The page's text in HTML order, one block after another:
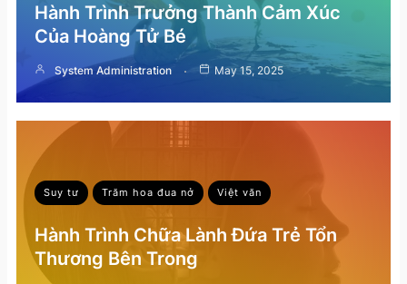
Hành Trình Trưởng Thành Cảm Xúc
Của Hoàng Tử Bé
System Administration May 15, 2025
Suy tư Trăm hoa đua nở Việt văn
Hành Trình Chữa Lành Đứa Trẻ Tổn
Thương Bên Trong